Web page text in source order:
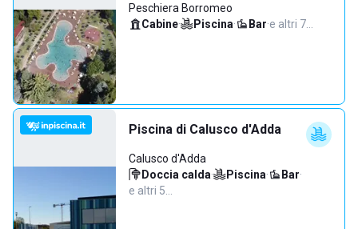
Peschiera Borromeo
Cabine· Piscina· Bar·e altri 7…
Piscina di Calusco d'Adda
Calusco d'Adda
Doccia calda· Piscina· Bar·
e altri 5…